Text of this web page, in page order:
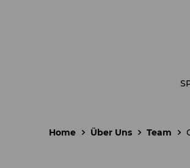
Home Über Uns Team